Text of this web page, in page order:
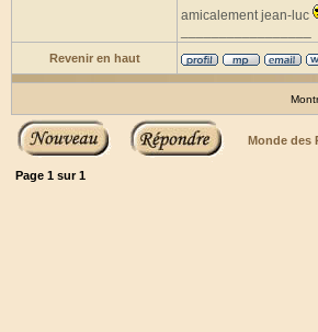
amicalement jean-luc
Revenir en haut
Monde des
Page 1 sur1